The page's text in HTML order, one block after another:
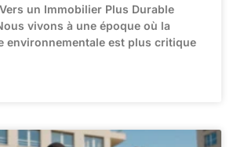
un Immobilier Plus Durable
vivons à une époque où la
environnementale est plus critique